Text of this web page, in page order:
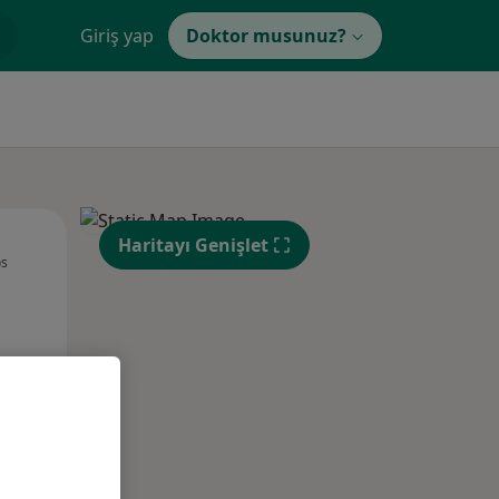
Giriş yap Doktor musunuz?
11 Ağustos
Çar,
12 Ağustos
Per,
13 Ağustos
Haritayı Genişlet